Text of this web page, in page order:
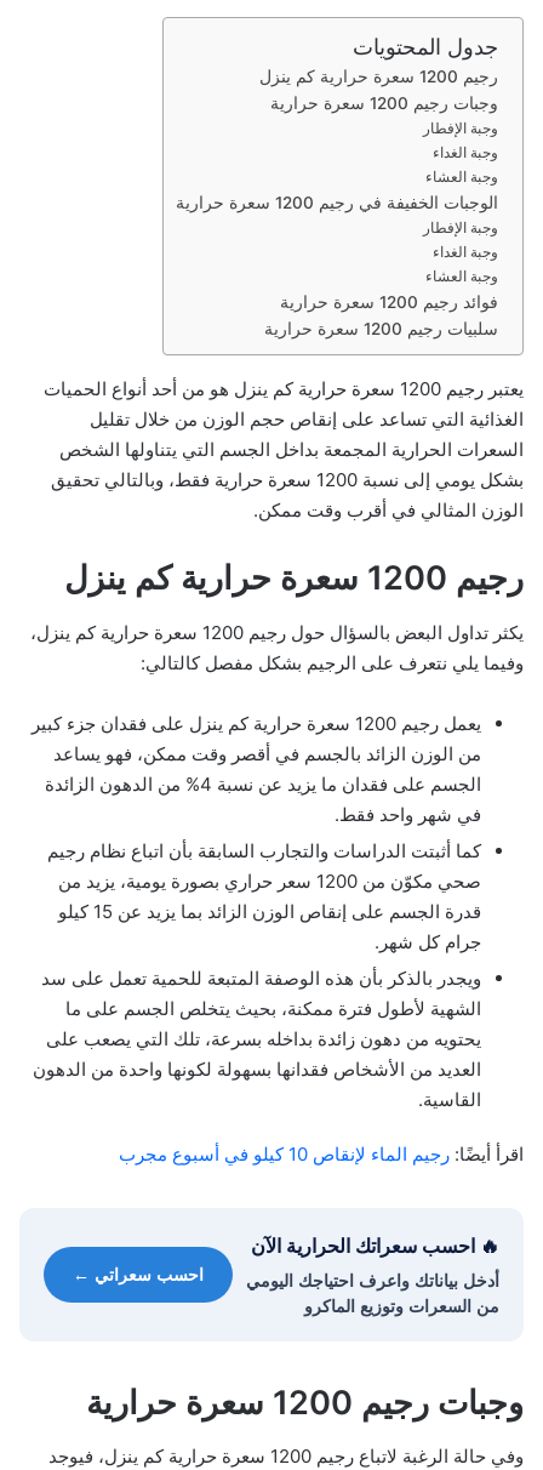
ت
ن
جدول المحتويات
رجيم 1200 سعرة حرارية كم ينزل
وجبات رجيم 1200 سعرة حرارية
وجبة الإفطار
وجبة الغداء
وجبة العشاء
الوجبات الخفيفة في رجيم 1200 سعرة حرارية
وجبة الإفطار
وجبة الغداء
وجبة العشاء
فوائد رجيم 1200 سعرة حرارية
سلبيات رجيم 1200 سعرة حرارية
يعتبر رجيم 1200 سعرة حرارية كم ينزل هو من أحد أنواع الحميات
الغذائية التي تساعد على إنقاص حجم الوزن من خلال تقليل
السعرات الحرارية المجمعة بداخل الجسم التي يتناولها الشخص
بشكل يومي إلى نسبة 1200 سعرة حرارية فقط، وبالتالي تحقيق
الوزن المثالي في أقرب وقت ممكن.
رجيم 1200 سعرة حرارية كم ينزل
يكثر تداول البعض بالسؤال حول رجيم 1200 سعرة حرارية كم ينزل،
وفيما يلي نتعرف على الرجيم بشكل مفصل كالتالي:
يعمل رجيم 1200 سعرة حرارية كم ينزل على فقدان جزء كبير
من الوزن الزائد بالجسم في أقصر وقت ممكن، فهو يساعد
الجسم على فقدان ما يزيد عن نسبة 4% من الدهون الزائدة
في شهر واحد فقط.
كما أثبتت الدراسات والتجارب السابقة بأن اتباع نظام رجيم
صحي مكوّن من 1200 سعر حراري بصورة يومية، يزيد من
قدرة الجسم على إنقاص الوزن الزائد بما يزيد عن 15 كيلو
جرام كل شهر.
ويجدر بالذكر بأن هذه الوصفة المتبعة للحمية تعمل على سد
الشهية لأطول فترة ممكنة، بحيث يتخلص الجسم على ما
يحتويه من دهون زائدة بداخله بسرعة، تلك التي يصعب على
العديد من الأشخاص فقدانها بسهولة لكونها واحدة من الدهون
القاسية.
اقرأ أيضًا: رجيم الماء لإنقاص 10 كيلو في أسبوع مجرب
🔥 احسب سعراتك الحرارية الآن
أدخل بياناتك واعرف احتياجك اليومي
من السعرات وتوزيع الماكرو
احسب سعراتي ←
وجبات رجيم 1200 سعرة حرارية
وفي حالة الرغبة لاتباع رجيم 1200 سعرة حرارية كم ينزل، فيوجد